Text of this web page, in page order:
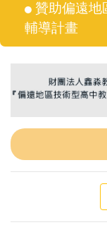
贊助偏遠地
輔導計畫